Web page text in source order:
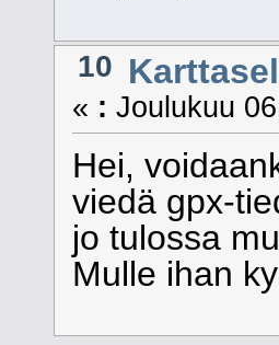
10
« : Joulukuu
Hei,
viedä gpx-
jo tulossa
Mulle ihan